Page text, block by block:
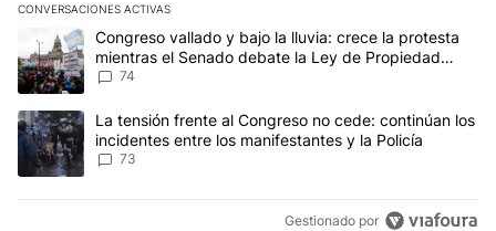
CONVERSACIONES ACTIVAS
Este listado muestra los artículos con más comentarios en los
Un artículo de tendencia con el título "Congreso vallado y bajo
Congreso vallado y bajo la lluvia: crece la protesta
mientras el Senado debate la Ley de Propiedad
Privada
74
Un artículo de tendencia con el título "La tensión frente al
La tensión frente al Congreso no cede: continúan los
incidentes entre los manifestantes y la Policía
73
Gestionado por